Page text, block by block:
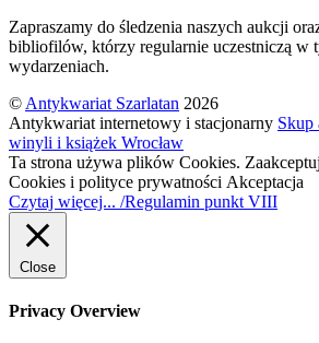
Zapraszamy do śledzenia naszych aukcji
bibliofilów, którzy regularnie uczestniczą w
wydarzeniach.
© Antykwariat Szarlatan 2026
Antykwariat internetowy i stacjonarny Skup
winyli i książek Wrocław
Ta strona używa plików Cookies.
Cookies i polityce prywatności Akceptacja
Czytaj więcej... /Regulamin punkt VIII
Close
Privacy Overview